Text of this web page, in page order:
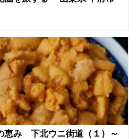
恵み 下北ウニ街道（１）～